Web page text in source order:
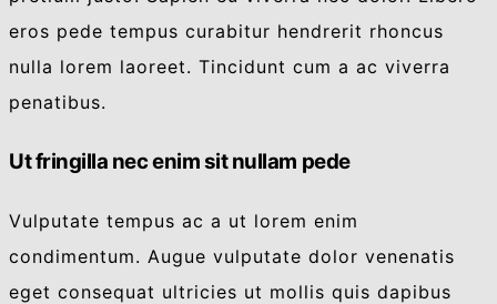
eros pede tempus curabitur hendrerit rhoncus
nulla lorem laoreet. Tincidunt cum a ac viverra
penatibus.
Ut fringilla nec enim sit nullam pede
Vulputate tempus ac a ut lorem enim
condimentum. Augue vulputate dolor venenatis
eget consequat ultricies ut mollis quis dapibus